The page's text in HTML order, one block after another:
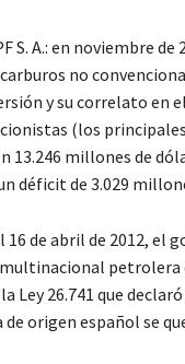
S. A.: en noviembre
no
y su correlato en
(los
13.246 millones de
déficit de 3.029
16 de abril de 2012,
multinacional
Ley 26.741 que
origen español se